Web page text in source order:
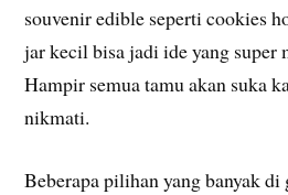
souvenir edible seperti cookies
jar kecil bisa jadi ide yang
Hampir semua tamu akan suka
nikmati.
Beberapa pilihan yang banyak di